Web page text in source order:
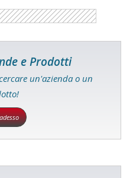
e Prodotti
un'azienda o un